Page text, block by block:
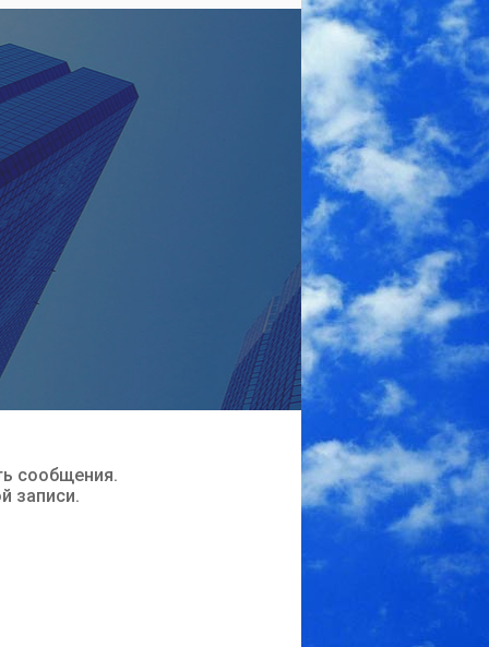
сообщения.
записи.